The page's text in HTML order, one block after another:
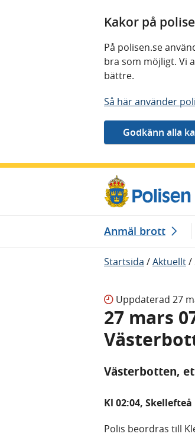
Kakor på
På polisen.se
bra som möjligt. Vi
bättre.
Så här använder
Anmäl brott
Startsida /Aktuellt/
Uppdaterad 27
27 mars
Västerbotten,
Kl 02:04, Skellefteå
Polis beordras till